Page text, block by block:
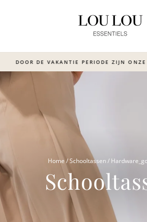
DE VAKANTIE PERIODE ZIJN ONZE
Home / Schooltassen /